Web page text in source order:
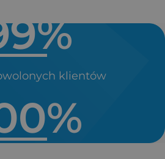
%
klientów
%